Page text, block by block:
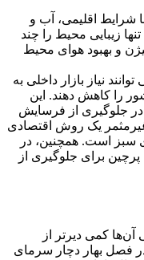
شرایط اقلیمی، آب و
زیبایی محیط را چند
و بهبود هوای محیط
نیاز بازار داخلی به
را کاهش دهند. این
در جلوگیری از فرسایش
غیرمثمر یک روش اقتصادی
سبز است. همچنین، در
برای جلوگیری از
آن‌ها کمی دیرتر از
فصل بهار دچار سرمای